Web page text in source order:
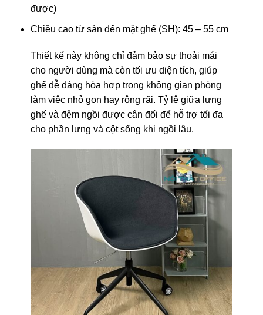
được)
Chiều cao từ sàn đến mặt ghế (SH): 45 – 55 cm
Thiết kế này không chỉ đảm bảo sự thoải mái
cho người dùng mà còn tối ưu diện tích, giúp
ghế dễ dàng hòa hợp trong không gian phòng
làm việc nhỏ gọn hay rộng rãi. Tỷ lệ giữa lưng
ghế và đệm ngồi được cân đối để hỗ trợ tối đa
cho phần lưng và cột sống khi ngồi lâu.